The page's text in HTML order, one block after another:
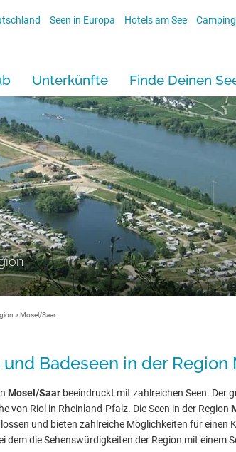
Seen in Europa Hotels am See
Unterkünfte Finde Deinen
» Mosel/Saar
und Badeseen in der
Mosel/Saar beeindruckt mit zahlreichen Seen. Der
von Riol in Rheinland-Pfalz. Die Seen in der Region
und bieten zahlreiche Möglichkeiten für einen
dem die Sehenswürdigkeiten der Region mit einem